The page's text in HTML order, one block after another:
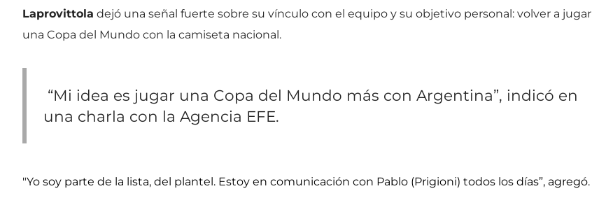
Laprovittola dejó una señal fuerte sobre su vínculo con el equipo y su objetivo personal: volver a jugar
una Copa del Mundo con la camiseta nacional.
“Mi idea es jugar una Copa del Mundo más con Argentina”, indicó en
una charla con la Agencia EFE.
"Yo soy parte de la lista, del plantel. Estoy en comunicación con Pablo (Prigioni) todos los días”, agregó.